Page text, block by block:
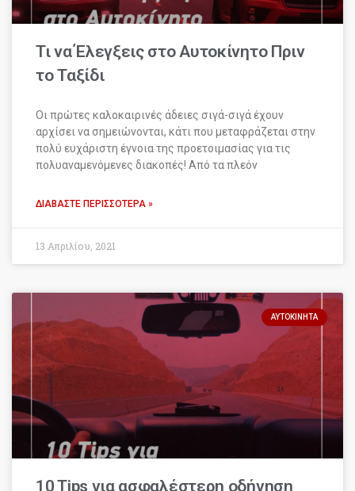
Τι να Έλεγξεις στο Αυτοκίνητο Πριν
το Ταξίδι
Οι πρώτες καλοκαιρινές άδειες σιγά-σιγά έχουν
αρχίσει να σημειώνονται, κάτι που μεταφράζεται στην
πολύ ευχάριστη έγνοια της προετοιμασίας για τις
πολυαναμενόμενες διακοπές! Από τα πλεόν
ΔΙΑΒΆΣΤΕ ΠΕΡΙΣΣΌΤΕΡΑ »
13 Απριλίου, 2021
ΑΥΤΟΚΊΝΗΤΑ
10 Tips για ασφαλέστερη οδήγηση